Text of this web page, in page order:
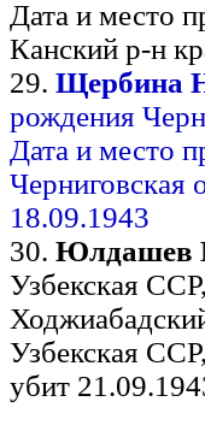
Дата и место
Канский р-н
29. Щербина
рождения
Дата и место
Черниговская
18.09.1943
30. Юлдашев
Узбекская
Узбекская
убит